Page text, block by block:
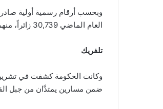
وبحسب أرقام رسمية أولية
العام الماضي 30,739 زائراً، منهم 19,116 أردنياً و11,623 أجنبياً.
تلفريك
ضمن مسارين يمتدَّان من جبل